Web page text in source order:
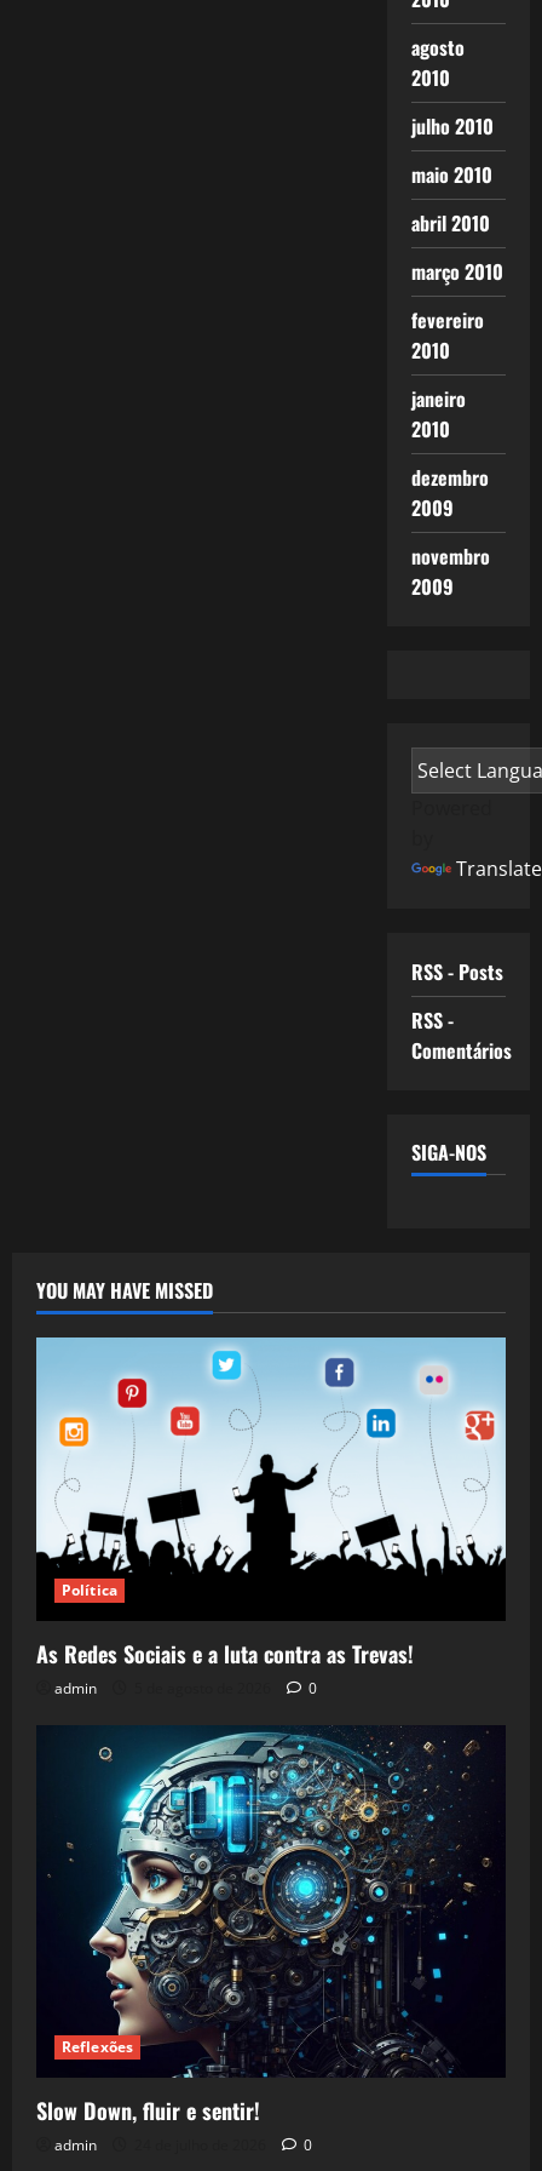
agosto
2010
julho 2010
maio 2010
abril 2010
março 2010
fevereiro
2010
janeiro
2010
dezembro
2009
novembro
2009
Translate
RSS - Posts
RSS -
Comentários
SIGA-NOS
YOU MAY HAVE MISSED
Política
As Redes Sociais e a luta contra as Trevas!
admin 0
Reflexões
Slow Down, fluir e sentir!
admin 0